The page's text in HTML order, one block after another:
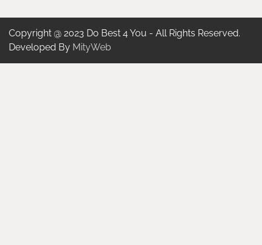
Copyright @ 2023 Do Best 4 You - All Rights Reserved.
Developed By MityWeb